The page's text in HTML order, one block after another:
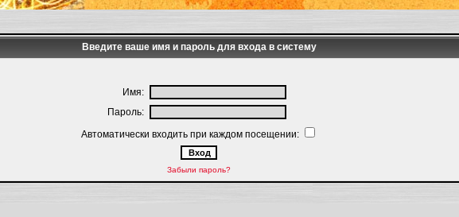
Введите ваше имя и пароль для входа в систему
Имя:
Пароль:
Автоматически входить при каждом посещении:
Забыли пароль?